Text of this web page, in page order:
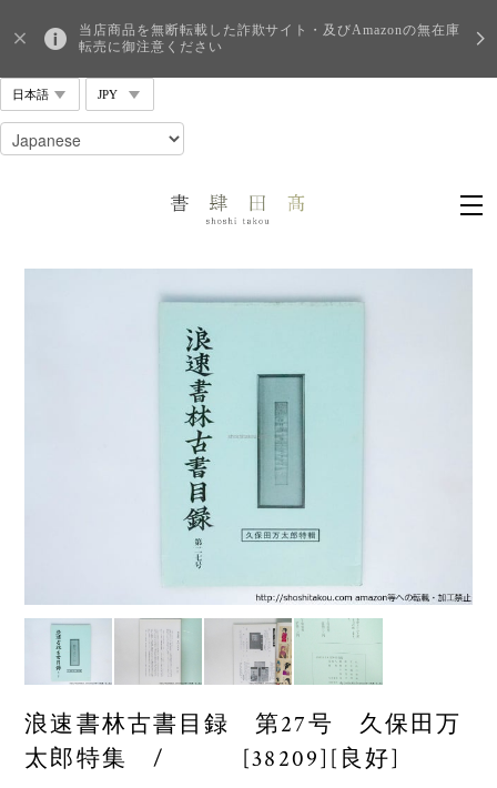
当店商品を無断転載した詐欺サイト・及びAmazonの無在庫
転売に御注意ください
浪速書林古書目録 第27号 久保田万
太郎特集 / [38209][良好]